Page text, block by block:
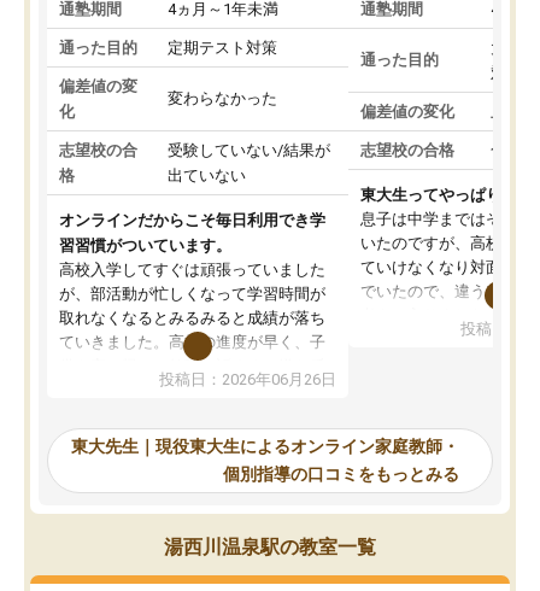
通塾期間 4ヵ月～1年未満
通った目的 定期テスト対策
偏差値の変
化
変わらなかった
志望校の合
格
受験していない/結果が
出ていない
オンラインだからこそ毎日利用でき学
習習慣がついています。
高校入学してすぐは頑張っていました
が、部活動が忙しくなって学習時間が
取れなくなるとみるみると成績が落ち
ていきました。高校の進度が早く、子
供も家に帰って勉強の話すると嫌な反
応を示します。東大先生にお願いして
れるので、親としても安心です。毎日
使える自習室とかもあり、わからない
ところがあれば先生が回答してくれる
のも重宝しています。
投稿日：2026年06月26日
通塾期間 4ヵ月
通った目的
大学
対策
偏差値の変化 上が
志望校の合格 合格
東大生ってやっぱりすご
息子は中学まではそこそ
いたのですが、高校に入
ていけなくなり対面の塾
でいたので、違うアプロ
で、当初は模試でD判定
自習室が毎日使えていつ
るのが心強かったよう
謝です。
投稿日：
東大先生｜現役東大生によるオンライン家庭教師・
個別指導の口コミをもっとみる
湯西川温泉駅の教室一覧